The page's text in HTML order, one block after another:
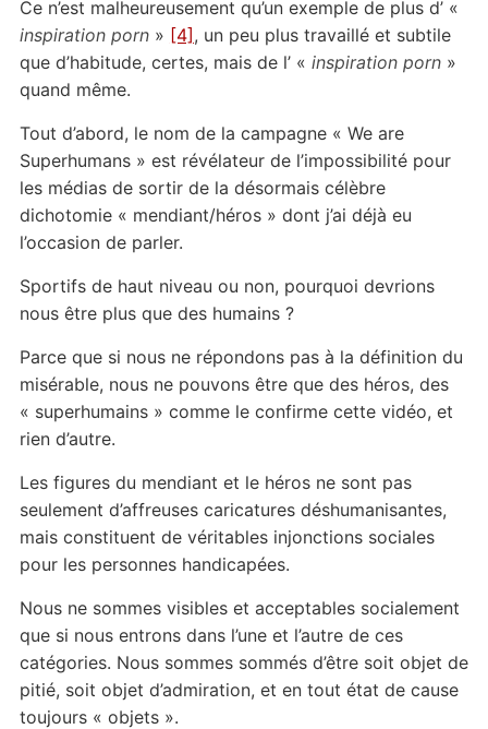
Ce n’est malheureusement qu’un exemple de plus d’ «
inspiration porn» [4] , un peu plus travaillé et subtile
que d’habitude, certes, mais de l’ « inspiration porn »
quand même.
Tout d’abord, le nom de la campagne « We are
Superhumans » est révélateur de l’impossibilité pour
les médias de sortir de la désormais célèbre
dichotomie « mendiant/héros » dont j’ai déjà eu
l’occasion de parler.
Sportifs de haut niveau ou non, pourquoi devrions
nous être plus que des humains ?
Parce que si nous ne répondons pas à la définition du
misérable, nous ne pouvons être que des héros, des
« superhumains » comme le confirme cette vidéo, et
rien d’autre.
Les figures du mendiant et le héros ne sont pas
seulement d’affreuses caricatures déshumanisantes,
mais constituent de véritables injonctions sociales
pour les personnes handicapées.
Nous ne sommes visibles et acceptables socialement
que si nous entrons dans l’une et l’autre de ces
catégories. Nous sommes sommés d’être soit objet de
pitié, soit objet d’admiration, et en tout état de cause
toujours « objets ».